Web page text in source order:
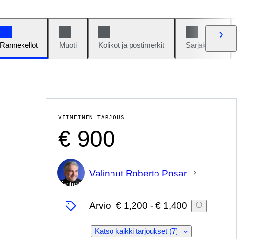
Rannekellot Muoti Kolikot ja postimerkit Sarjakuvat
VIIMEINEN TARJOUS
€ 900
asiantuntija
Valinnut Roberto Posar
Arvio € 1,200 - € 1,400
Katso kaikki tarjoukset (7)